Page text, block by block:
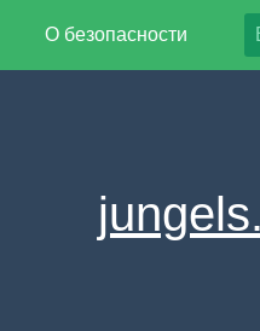
О безопасности